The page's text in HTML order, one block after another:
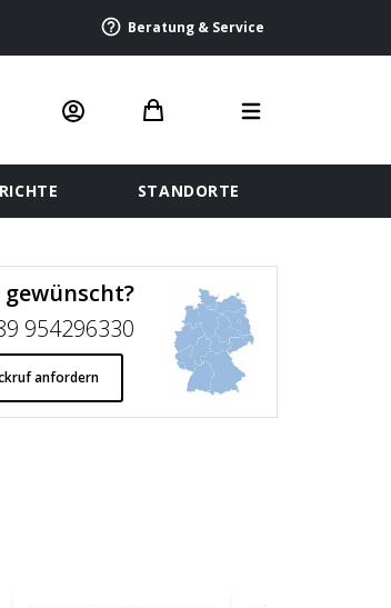
Beratung & Service
STANDORTE
954296330
anfordern